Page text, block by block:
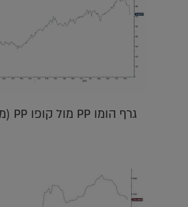
גרף הומו PP מול קופו PP (מקור בלומברג)